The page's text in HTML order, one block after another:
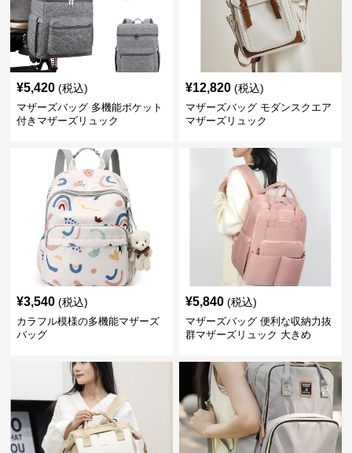
¥5,420 (税込)
マザーズバッグ 多機能ポケット
付きマザーズリュック
¥12,820 (税込)
マザーズバッグ モダンスクエア
マザーズリュック
¥3,540 (税込)
カラフル模様の多機能マザーズ
バッグ
¥5,840 (税込)
マザーズバッグ 便利な収納力抜
群マザーズリュック 大きめ